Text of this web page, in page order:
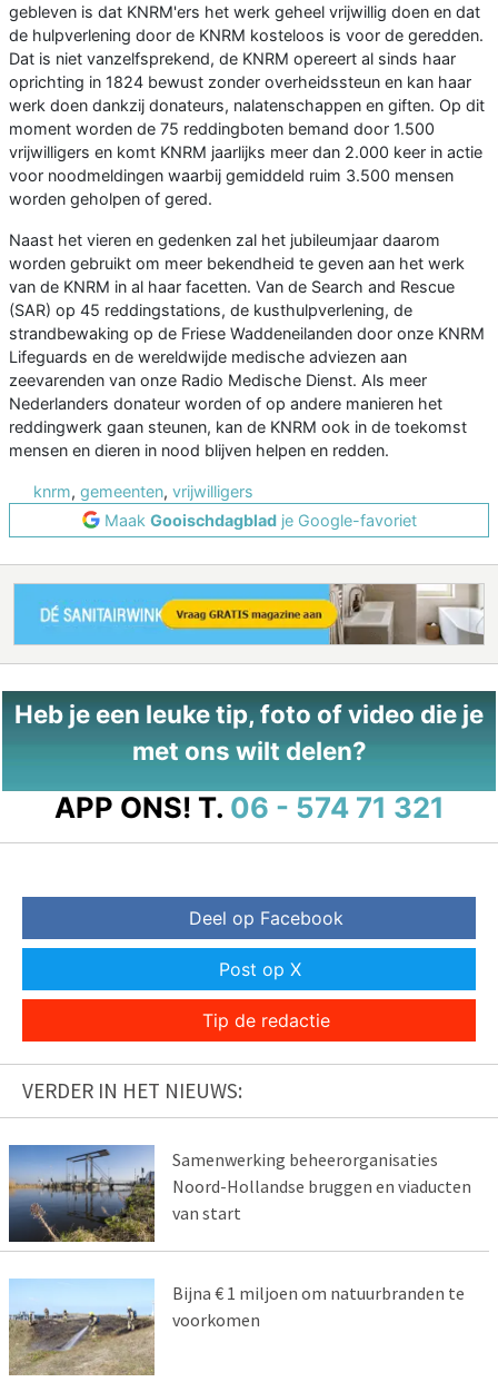
gebleven is dat KNRM'ers het werk geheel vrijwillig doen en dat
de hulpverlening door de KNRM kosteloos is voor de geredden.
Dat is niet vanzelfsprekend, de KNRM opereert al sinds haar
oprichting in 1824 bewust zonder overheidssteun en kan haar
werk doen dankzij donateurs, nalatenschappen en giften. Op dit
moment worden de 75 reddingboten bemand door 1.500
vrijwilligers en komt KNRM jaarlijks meer dan 2.000 keer in actie
voor noodmeldingen waarbij gemiddeld ruim 3.500 mensen
worden geholpen of gered.
Naast het vieren en gedenken zal het jubileumjaar daarom
worden gebruikt om meer bekendheid te geven aan het werk
van de KNRM in al haar facetten. Van de Search and Rescue
(SAR) op 45 reddingstations, de kusthulpverlening, de
strandbewaking op de Friese Waddeneilanden door onze KNRM
Lifeguards en de wereldwijde medische adviezen aan
zeevarenden van onze Radio Medische Dienst. Als meer
Nederlanders donateur worden of op andere manieren het
reddingwerk gaan steunen, kan de KNRM ook in de toekomst
mensen en dieren in nood blijven helpen en redden.
knrm, gemeenten, vrijwilligers
Maak Gooischdagbladje Google-favoriet
Heb je een leuke tip, foto of video die je
met ons wilt delen?
APP ONS! T. 06 - 574 71 321
Deel op Facebook
Post op X
Tip de redactie
VERDER IN HET NIEUWS:
Samenwerking beheerorganisaties
Noord-Hollandse bruggen en viaducten
van start
Bijna € 1 miljoen om natuurbranden te
voorkomen